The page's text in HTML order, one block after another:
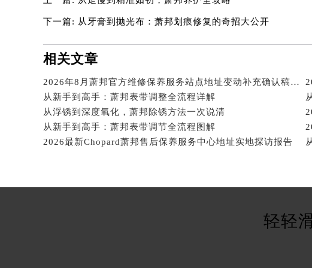
北京市东城区东长安街1号王府井东方广场W3
河北省保定市竞秀区朝阳北大街北国先天下萧
内蒙古自治区赤峰市红山区哈达街萧邦售后服
内蒙古自治区鄂尔多斯市东胜区伊金霍洛街萧
内蒙古自治区呼伦贝尔市海拉尔区中央街萧邦
内蒙古自治区通辽市科尔沁区明仁大街萧邦售
内蒙古自治区锡林郭勒盟市锡林浩特市光明街
山西省大同市平城区迎宾街萧邦售后服务中心
下一篇: 从牙膏到抛光布：萧邦划痕修复的奇招大公开
相关文章
2026年8月萧邦官方维修保养服务站点地址变动补充确认稿说明
从新手到高手：萧邦表带调整全流程详解
从浮锈到深度氧化，萧邦除锈方法一次说清
从新手到高手：萧邦表带调节全流程图解
2026最新Chopard萧邦售后保养服务中心地址实地探访报告
轻轻